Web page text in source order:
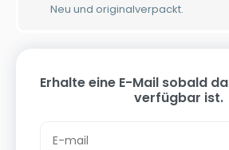
Neu und originalverpackt.
Erhalte eine E-Mail sobald
verfügbar ist.